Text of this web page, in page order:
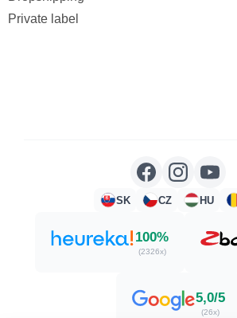
Private label
SK CZ HU
100%
(2326x)
5,0/5
(26x)